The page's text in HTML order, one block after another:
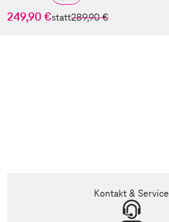
249,90 €statt289,90 €
Kontakt & Service